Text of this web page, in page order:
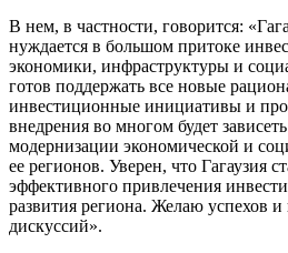
В нем, в частности, говорится:
нуждается в большом притоке
экономики, инфраструктуры и
готов поддержать все новые
инвестиционные инициативы и
внедрения во многом будет
модернизации экономической и
ее регионов. Уверен, что Гагаузия
эффективного привлечения
развития региона. Желаю успехов
дискуссий».